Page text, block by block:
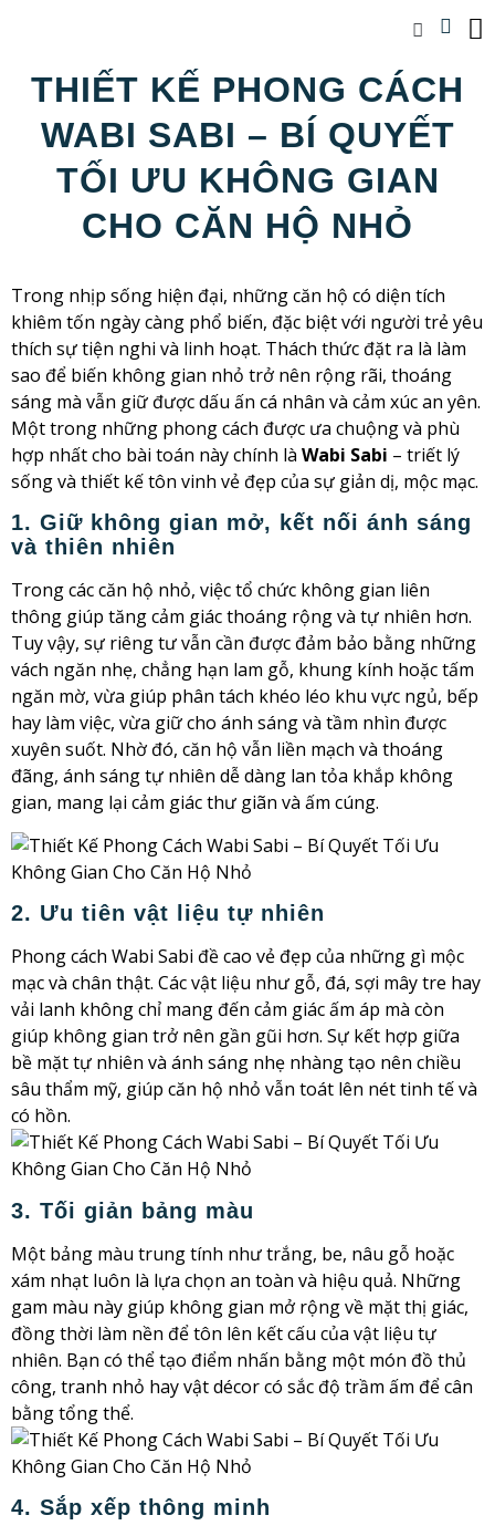
THIẾT KẾ PHONG CÁCH
WABI SABI – BÍ QUYẾT
TỐI ƯU KHÔNG GIAN
CHO CĂN HỘ NHỎ
Trong nhịp sống hiện đại, những căn hộ có diện tích
khiêm tốn ngày càng phổ biến, đặc biệt với người trẻ yêu
thích sự tiện nghi và linh hoạt. Thách thức đặt ra là làm
sao để biến không gian nhỏ trở nên rộng rãi, thoáng
sáng mà vẫn giữ được dấu ấn cá nhân và cảm xúc an yên.
Một trong những phong cách được ưa chuộng và phù
hợp nhất cho bài toán này chính là Wabi Sabi – triết lý
sống và thiết kế tôn vinh vẻ đẹp của sự giản dị, mộc mạc.
1. Giữ không gian mở, kết nối ánh sáng
và thiên nhiên
Trong các căn hộ nhỏ, việc tổ chức không gian liên
thông giúp tăng cảm giác thoáng rộng và tự nhiên hơn.
Tuy vậy, sự riêng tư vẫn cần được đảm bảo bằng những
vách ngăn nhẹ, chẳng hạn lam gỗ, khung kính hoặc tấm
ngăn mờ, vừa giúp phân tách khéo léo khu vực ngủ, bếp
hay làm việc, vừa giữ cho ánh sáng và tầm nhìn được
xuyên suốt. Nhờ đó, căn hộ vẫn liền mạch và thoáng
đãng, ánh sáng tự nhiên dễ dàng lan tỏa khắp không
gian, mang lại cảm giác thư giãn và ấm cúng.
2. Ưu tiên vật liệu tự nhiên
Phong cách Wabi Sabi đề cao vẻ đẹp của những gì mộc
mạc và chân thật. Các vật liệu như gỗ, đá, sợi mây tre hay
vải lanh không chỉ mang đến cảm giác ấm áp mà còn
giúp không gian trở nên gần gũi hơn. Sự kết hợp giữa
bề mặt tự nhiên và ánh sáng nhẹ nhàng tạo nên chiều
sâu thẩm mỹ, giúp căn hộ nhỏ vẫn toát lên nét tinh tế và
có hồn.
3. Tối giản bảng màu
Một bảng màu trung tính như trắng, be, nâu gỗ hoặc
xám nhạt luôn là lựa chọn an toàn và hiệu quả. Những
gam màu này giúp không gian mở rộng về mặt thị giác,
đồng thời làm nền để tôn lên kết cấu của vật liệu tự
nhiên. Bạn có thể tạo điểm nhấn bằng một món đồ thủ
công, tranh nhỏ hay vật décor có sắc độ trầm ấm để cân
bằng tổng thể.
4. Sắp xếp thông minh